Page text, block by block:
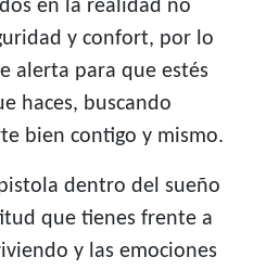
en la realidad no
y confort, por lo
alerta para que estés
haces, buscando
bien contigo y mismo.
dentro del sueño
que tienes frente a
y las emociones